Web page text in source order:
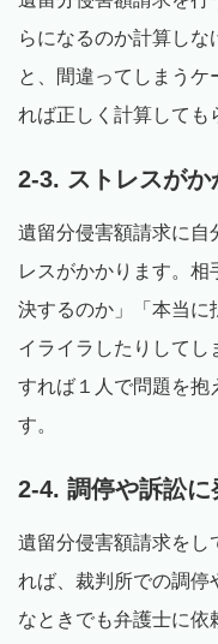
らになるのか計算しな
と、間違ってしまう
れば正しく計算しても
2-3. ストレスがか
遺留分侵害額請求に自
レスがかかります。
決するのか」「本当に
イライラしたりして
すれば１人で問題を抱
す。
2-4. 調停や訴訟
遺留分侵害額請求をし
れば、裁判所での調停
なときでも弁護士に依